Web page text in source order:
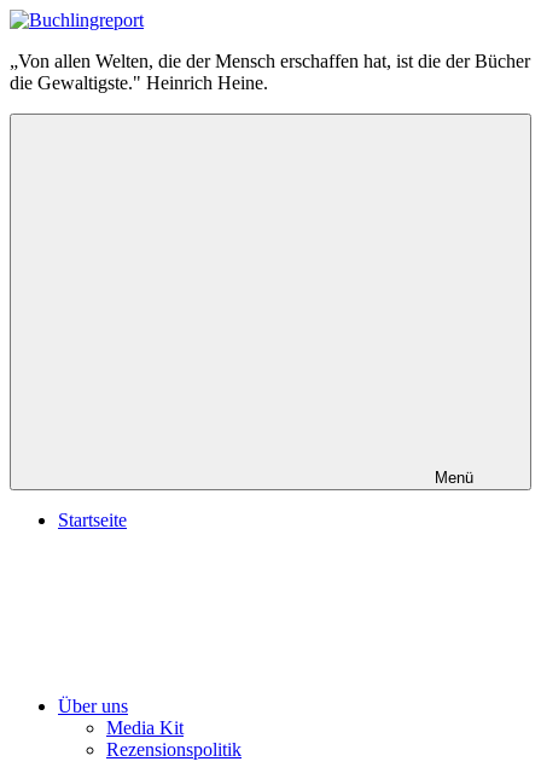
Zum
springen
Buchlingreport
„Von allen Welten, die der Mensch erschaffen hat, ist die der Bücher
die Gewaltigste." Heinrich Heine.
Menü
Startseite
Über uns
Media Kit
Rezensionspolitik